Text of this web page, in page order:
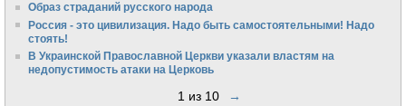
Образ страданий русского народа
Россия - это цивилизация. Надо быть самостоятельными! Надо
стоять!
В Украинской Православной Церкви указали властям на
недопустимость атаки на Церковь
1 из 10 →